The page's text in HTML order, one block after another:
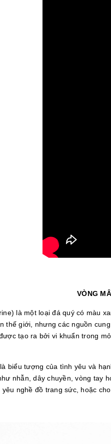
VÒNG
là một loại đá quý có màu
thế giới, nhưng các nguồn
tạo ra bởi vi khuẩn trong
biểu tượng của tình yêu và
nhẫn, dây chuyền, vòng tay
nghề đồ trang sức, hoặc